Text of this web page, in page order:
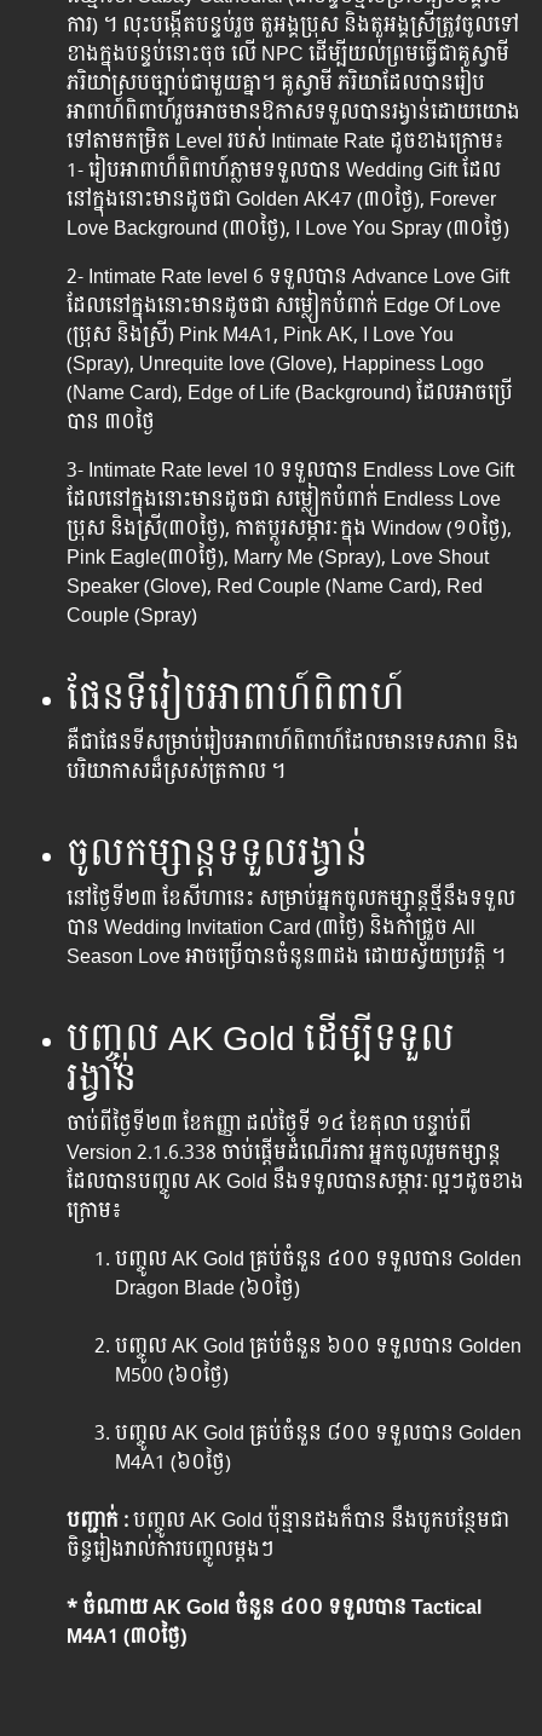
ការ) ។ លុះ​បង្កើត​បន្ទប់​រួច តួអង្គ​ប្រុស​ និង​តួអង្គ​ស្រី​ត្រូវ​ចូល​ទៅ​
ខាង​ក្នុង​បន្ទប់នោះចុច ​លើ​ NPC ដើម្បី​យល់​ព្រម​ធ្វើជា​គូស្វាមី​
ភរិយាស្របច្បាប់​ជាមួយ​គ្នា។ គូស្វាមី​ ភរិយា​ដែល​បាន​រៀប​
អាពាហ៍ពិពាហ៍រួចអាច​មាន​ឱកាស​ទទួល​បាន​រង្វាន់​ដោយ​យោង​
ទៅ​តាម​កម្រិត​ Level របស់​ Intimate Rate ​ដូច​ខាង​ក្រោម៖
1-​ រៀបអាពាហ៏ពិពាហ៍ភ្លាមទទួល​បាន​ Wedding Gift ដែល​
នៅ​ក្នុង​នោះ​មាន​ដូចជា Golden AK47 (៣០ថ្ងៃ), Forever
Love Background (៣០ថ្ងៃ), I Love You Spray (៣០ថ្ងៃ)
2- Intimate Rate level 6 ទទួល​បាន​ Advance Love Gift
ដែល​នៅ​ក្នុង​នោះ​មាន​ដូចជា សម្លៀកបំពាក់ Edge Of Love
(ប្រុស​ និង​ស្រី) Pink M4A1, Pink AK, I Love You
(Spray), Unrequite love (Glove), Happiness Logo
(Name Card), Edge of Life (Background) ដែល​អាច​ប្រើ​
បាន​ ៣០ថ្ងៃ
3- Intimate Rate level 10 ទទួល​បាន​ Endless Love Gift
ដែល​នៅ​ក្នុង​នោះ​មាន​ដូចជា សម្លៀកបំពាក់ Endless Love
ប្រុស​ និង​ស្រី(៣០ថ្ងៃ), កាត​ប្តូរ​សម្ភារៈ​ក្នុង​ Window (១០ថ្ងៃ),
Pink Eagle(៣០ថ្ងៃ), Marry Me (Spray), Love Shout
Speaker (Glove), Red Couple (Name Card), Red
Couple (Spray)
ផែនទីរៀបអាពាហ៍ពិពាហ៍
គឺ​ជា​ផែនទី​សម្រាប់​រៀប​អាពាហ៍ពិពាហ៍​ដែល​មាន​ទេសភាព និង​
បរិយាកាស​ដ៏ស្រស់​ត្រកាល​ ។
ចូល​កម្សាន្ត​ទទួល​រង្វាន់
នៅ​ថ្ងៃ​ទី​២៣ ខែ​សីហា​នេះ​ សម្រាប់​អ្នក​ចូល​កម្សាន្ត​ថ្មីនឹង​ទទួល​
បាន​ Wedding Invitation Card (៣ថ្ងៃ) និងកាំជ្រួច​ All
Season Love អាច​ប្រើ​បាន​ចំនូន​៣ដង ដោយ​ស្វ័យ​ប្រវត្តិ​ ។
បញ្ចូល​ AK Gold ដើម្បី​ទទួល​
រង្វាន់
ចាប់ពីថ្ងៃទី២៣ ខែកញ្ញា​ ដល់ថ្ងៃទី ១៤ ខែតុលា បន្ទាប់​ពី​
Version 2.1.6.338 ចាប់​ផ្តើម​ដំណើរ​ការ អ្នក​ចូល​រួម​កម្សាន្ត
ដែល​បាន​បញ្ចូល​ AK Gold នឹង​ទទួល​បាន​សម្ភារៈល្អៗ​ដូច​ខាង​
ក្រោម៖
បញ្ចូល​ AK Gold គ្រប់​ចំនួន ៤០០ ទទួល​បាន​ Golden
Dragon Blade (៦០ថ្ងៃ)
បញ្ចូល​ AK Gold គ្រប់​ចំនួន ៦០០ ទទួល​បាន​ Golden
M500 (៦០ថ្ងៃ)
បញ្ចូល​ AK Gold គ្រប់​ចំនួន ៨០០ ទទួល​បាន​ Golden
M4A1 (៦០ថ្ងៃ)
បញ្ជាក់ :បញ្ចូល AK Gold ប៉ុន្មាន​ដង​ក៏​បាន ​នឹង​បូក​បន្ថែម​ជា
ចិន្ច​រៀង​រាល់​ការ​បញ្ចូល​ម្តងៗ
* ចំណាយ AK Gold ចំនួន ៤០០ ទទួលបាន Tactical
M4A1 (៣០ថ្ងៃ)